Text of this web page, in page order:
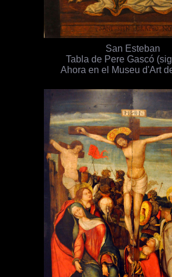
San Esteban
Tabla de Pere Gascó
Ahora en el Museu d'Art